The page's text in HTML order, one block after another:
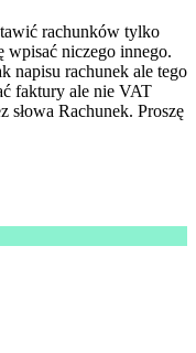
rachunków tylko
wpisać niczego innego.
napisu rachunek ale tego
faktury ale nie VAT
słowa Rachunek. Proszę